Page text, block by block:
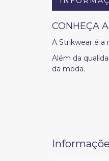
CONHEÇA A
A Strikwear é a
Além da
da moda.